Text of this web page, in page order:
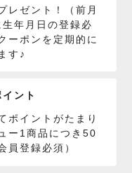
レゼント！（前月
年月日の登録必
ーポンを定期的に
す♪
ント
ポイントがたまり
ー1商品につき50
員登録必須）